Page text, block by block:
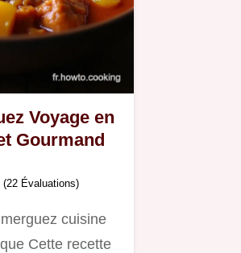
Voyage en
Gourmand
(22 Évaluations)
cuisine
Cette recette